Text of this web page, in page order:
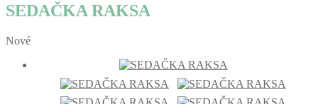
SEDAČKA RAKSA
Nové